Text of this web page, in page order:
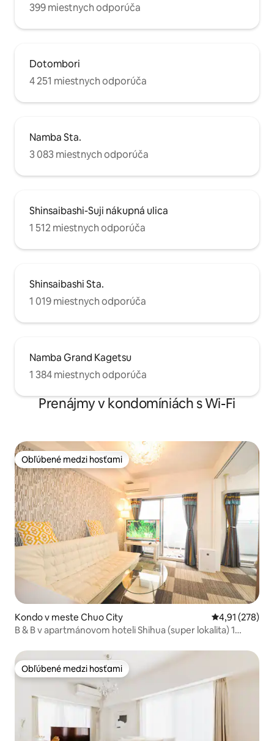
399 miestnych odporúča
Dotombori
4 251 miestnych odporúča
Namba Sta.
3 083 miestnych odporúča
Shinsaibashi-Suji nákupná ulica
1 512 miestnych odporúča
Shinsaibashi Sta.
1 019 miestnych odporúča
Namba Grand Kagetsu
1 384 miestnych odporúča
Prenájmy v kondomíniách s Wi-Fi
Obľúbené medzi hosťami
Obľúbené medzi hosťami
Kondo v meste Chuo City Priemerné
4,91 (278)
B & B v apartmánovom hoteli Shihua (super lokalita) 1
obchodnom centre!
Obľúbené medzi hosťami
Obľúbené medzi hosťami